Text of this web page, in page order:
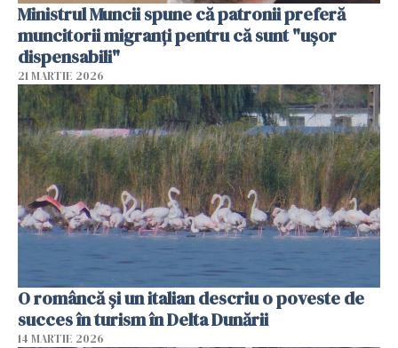
Ministrul Muncii spune că patronii preferă
muncitorii migranți pentru că sunt "uşor
dispensabili"
21 MARTIE 2026
O româncă și un italian descriu o poveste de
succes în turism în Delta Dunării
14 MARTIE 2026